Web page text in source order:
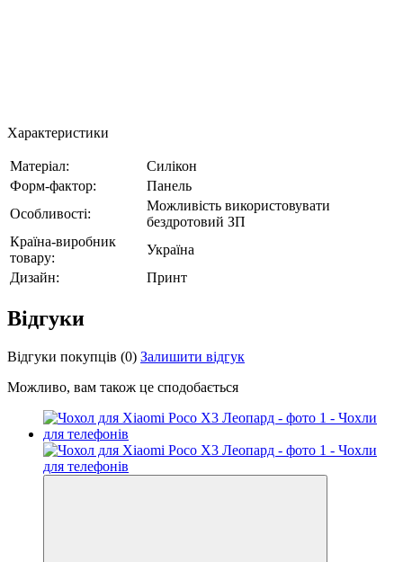
Характеристики
Матеріал:
Силікон
Форм-фактор:
Панель
Особливості:
Можливість використовувати
бездротовий ЗП
Країна-виробник
товару:
Україна
Дизайн:
Принт
Відгуки
Відгуки покупців (0) Залишити відгук
Можливо, вам також це сподобається